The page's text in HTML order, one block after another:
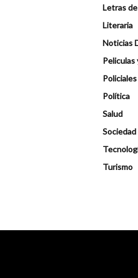
Letras
Literaria
Noticias
Peliculas
Policiales
Política
Salud
Sociedad
Turismo